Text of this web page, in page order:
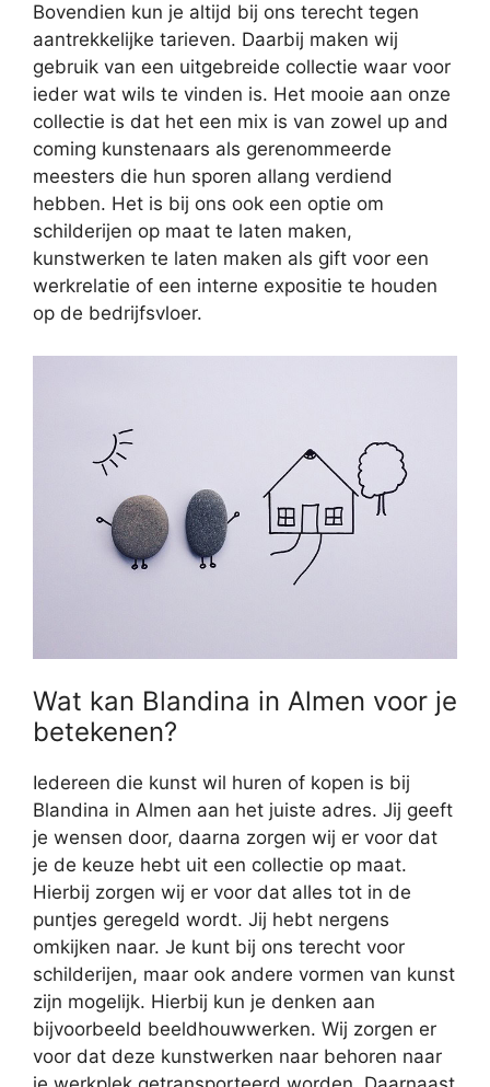
Bovendien kun je altijd bij ons terecht tegen
aantrekkelijke tarieven. Daarbij maken wij
gebruik van een uitgebreide collectie waar voor
ieder wat wils te vinden is. Het mooie aan onze
collectie is dat het een mix is van zowel up and
coming kunstenaars als gerenommeerde
meesters die hun sporen allang verdiend
hebben. Het is bij ons ook een optie om
schilderijen op maat te laten maken,
kunstwerken te laten maken als gift voor een
werkrelatie of een interne expositie te houden
op de bedrijfsvloer.
Wat kan Blandina in Almen voor je
betekenen?
Iedereen die kunst wil huren of kopen is bij
Blandina in Almen aan het juiste adres. Jij geeft
je wensen door, daarna zorgen wij er voor dat
je de keuze hebt uit een collectie op maat.
Hierbij zorgen wij er voor dat alles tot in de
puntjes geregeld wordt. Jij hebt nergens
omkijken naar. Je kunt bij ons terecht voor
schilderijen, maar ook andere vormen van kunst
zijn mogelijk. Hierbij kun je denken aan
bijvoorbeeld beeldhouwwerken. Wij zorgen er
voor dat deze kunstwerken naar behoren naar